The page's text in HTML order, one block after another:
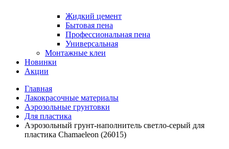
Жидкий цемент
Бытовая пена
Профессиональная пена
Универсальная
Монтажные клеи
Новинки
Акции
Главная
Лакокрасочные материалы
Аэрозольные грунтовки
Для пластика
Аэрозольный грунт-наполнитель светло-серый для
пластика Chamaeleon (26015)